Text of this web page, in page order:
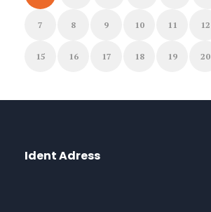
7 8 9 10 11 12
15 16 17 18 19 20
Ident Adress